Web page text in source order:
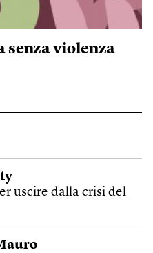
senza violenza
uscire dalla crisi del